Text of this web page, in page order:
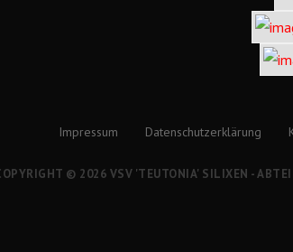
Impressum Datenschutzerklärung
© 2026 VSV 'TEUTONIA' SILIXEN -